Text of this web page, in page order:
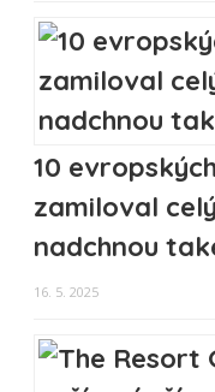
10
zamiloval
nadchnou
16. 5. 2025